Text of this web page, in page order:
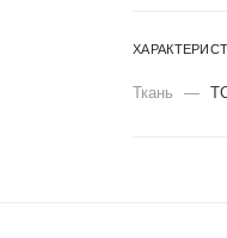
Ткань —